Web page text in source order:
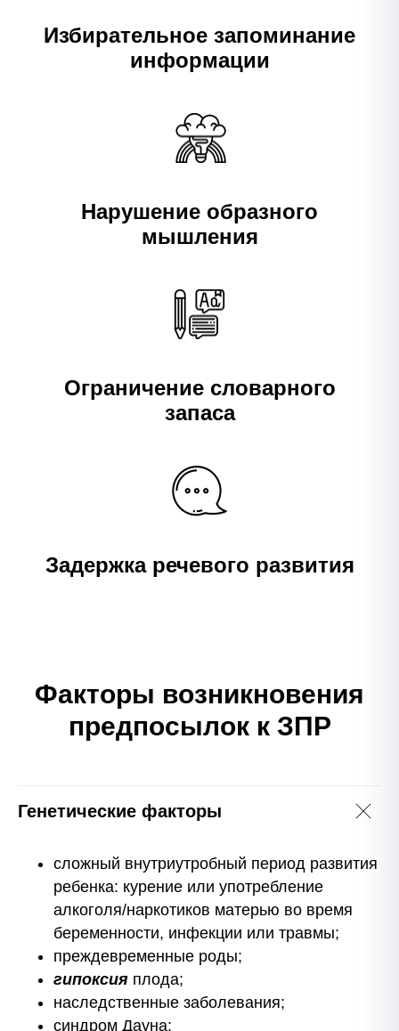
Избирательное запоминание
информации
Нарушение образного
мышления
Ограничение словарного
запаса
Задержка речевого развития
Факторы возникновения
предпосылок к ЗПР
Генетические факторы
сложный внутриутробный период развития
ребенка: курение или употребление
алкоголя/наркотиков матерью во время
беременности, инфекции или травмы;
преждевременные роды;
гипоксия плода;
наследственные заболевания;
синдром Дауна;